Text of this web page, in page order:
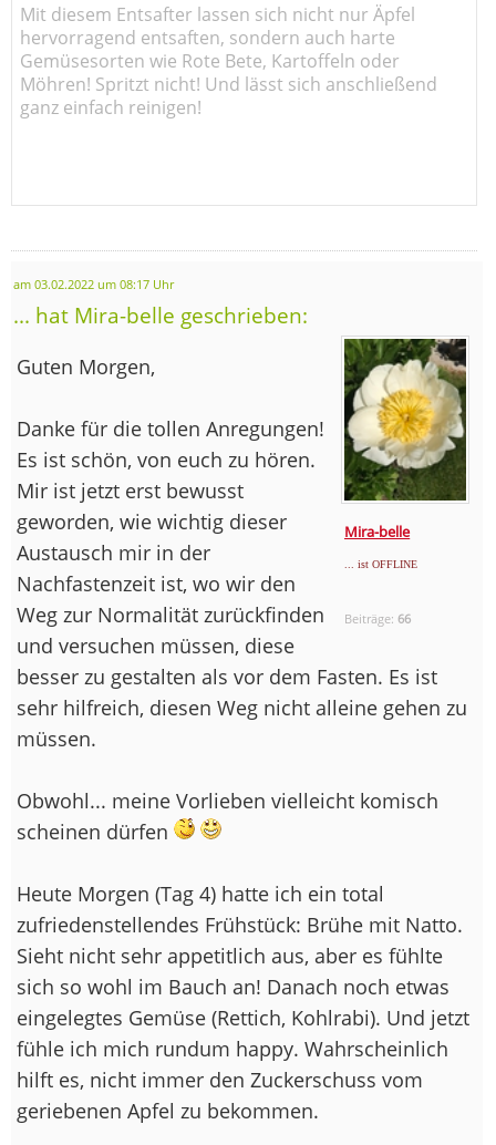
Mit diesem Entsafter lassen sich nicht nur Äpfel
hervorragend entsaften, sondern auch harte
Gemüsesorten wie Rote Bete, Kartoffeln oder
Möhren! Spritzt nicht! Und lässt sich anschließend
ganz einfach reinigen!
am 03.02.2022 um 08:17 Uhr
... hat Mira-belle geschrieben:
Mira-belle
... ist OFFLINE
Beiträge:66
Guten Morgen,
Danke für die tollen Anregungen!
Es ist schön, von euch zu hören.
Mir ist jetzt erst bewusst
geworden, wie wichtig dieser
Austausch mir in der
Nachfastenzeit ist, wo wir den
Weg zur Normalität zurückfinden
und versuchen müssen, diese
besser zu gestalten als vor dem Fasten. Es ist
sehr hilfreich, diesen Weg nicht alleine gehen zu
müssen.
Obwohl... meine Vorlieben vielleicht komisch
scheinen dürfen
Heute Morgen (Tag 4) hatte ich ein total
zufriedenstellendes Frühstück: Brühe mit Natto.
Sieht nicht sehr appetitlich aus, aber es fühlte
sich so wohl im Bauch an! Danach noch etwas
eingelegtes Gemüse (Rettich, Kohlrabi). Und jetzt
fühle ich mich rundum happy. Wahrscheinlich
hilft es, nicht immer den Zuckerschuss vom
geriebenen Apfel zu bekommen.